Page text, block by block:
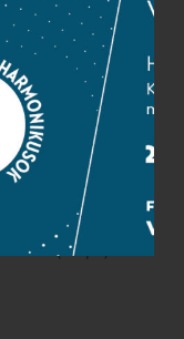
u. 1. (Müpa)